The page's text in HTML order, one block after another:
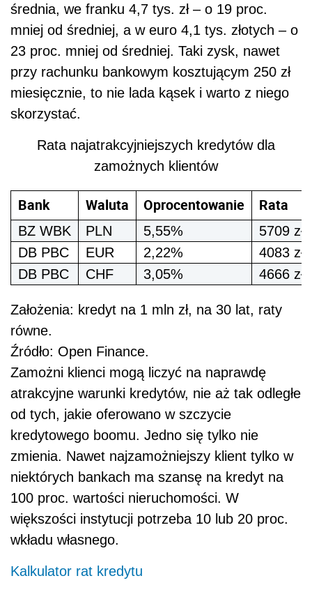
średnia, we franku 4,7 tys. zł – o 19 proc.
mniej od średniej, a w euro 4,1 tys. złotych – o
23 proc. mniej od średniej. Taki zysk, nawet
przy rachunku bankowym kosztującym 250 zł
miesięcznie, to nie lada kąsek i warto z niego
skorzystać.
Rata najatrakcyjniejszych kredytów dla
zamożnych klientów
Bank Waluta Oprocentowanie Rata
BZ WBK PLN 5,55%
5709 zł
DB PBC
EUR 2,22%
4083 zł
DB PBC
CHF 3,05% 4666 zł
Założenia: kredyt na 1 mln zł, na 30 lat, raty
równe.
Źródło: Open Finance.
Zamożni klienci mogą liczyć na naprawdę
atrakcyjne warunki kredytów, nie aż tak odległe
od tych, jakie oferowano w szczycie
kredytowego boomu. Jedno się tylko nie
zmienia. Nawet najzamożniejszy klient tylko w
niektórych bankach ma szansę na kredyt na
100 proc. wartości nieruchomości. W
większości instytucji potrzeba 10 lub 20 proc.
wkładu własnego.
Kalkulator rat kredytu